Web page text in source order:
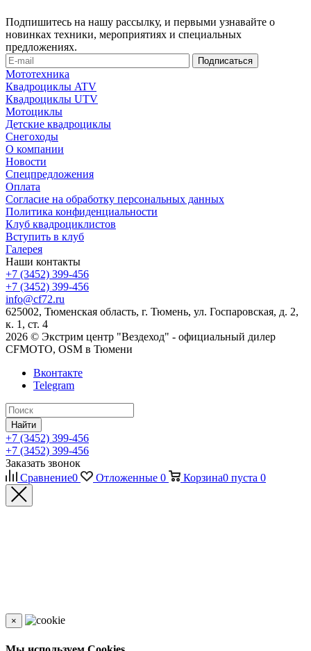
Подпишитесь на нашу рассылку, и первыми узнавайте о
новинках техники, мероприятиях и специальных
предложениях.
Мототехника
Квадроциклы ATV
Квадроциклы UTV
Мотоциклы
Детские квадроциклы
Снегоходы
О компании
Новости
Спецпредложения
Оплата
Согласие на обработку персональных данных
Политика конфиденциальности
Клуб квадроциклистов
Вступить в клуб
Галерея
Наши контакты
+7 (3452) 399-456
+7 (3452) 399-456
info@cf72.ru
625002, Тюменская область, г. Тюмень, ул. Госпаровская, д. 2,
к. 1, ст. 4
2026 © Экстрим центр "Вездеход" - официальный дилер
CFMOTO, OSM в Тюмени
Вконтакте
Telegram
Найти
+7 (3452) 399-456
+7 (3452) 399-456
Заказать звонок
Сравнение0 Отложенные 0 Корзина0 пуста 0
×